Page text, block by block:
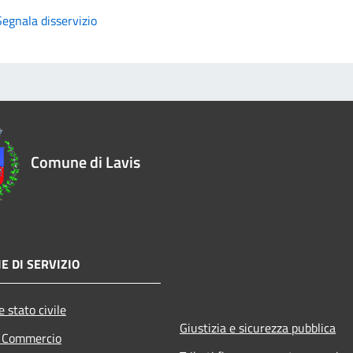
disservizio
Comune di Lavis
DI SERVIZIO
stato civile
Giustizia e sicurezza pubblica